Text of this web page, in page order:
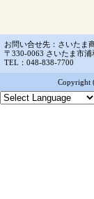
お問い合せ先：さいたま
〒330-0063 さいたま市
TEL：048-838-7700
Copyright